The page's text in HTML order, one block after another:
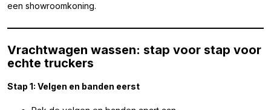
een showroomkoning.
Vrachtwagen wassen: stap voor stap voor
echte truckers
Stap 1: Velgen en banden eerst